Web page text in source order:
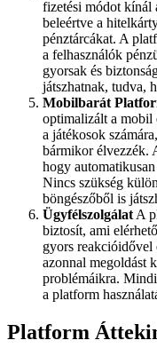
fizetési módot kínál
beleértve a
pénztárcákat. A
a felhasználók
gyorsak és
játszhatnak, tudva,
Mobilbarát
optimalizált a mobil
a játékosok
bármikor élvezzék.
hogy
Nincs szükség
böngészőből is
ÜgyfélszolgálatA
biztosít, ami
gyors reakcióidővel
azonnal megoldást
problémáikra.
a platform
Platform